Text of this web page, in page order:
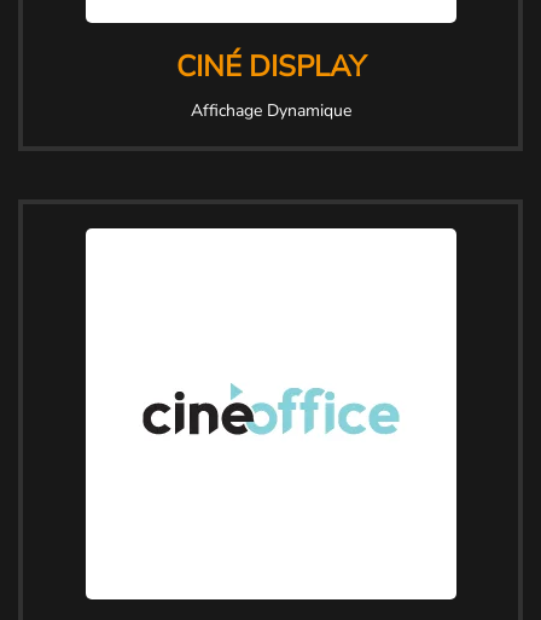
CINÉ DISPLAY
Affichage Dynamique